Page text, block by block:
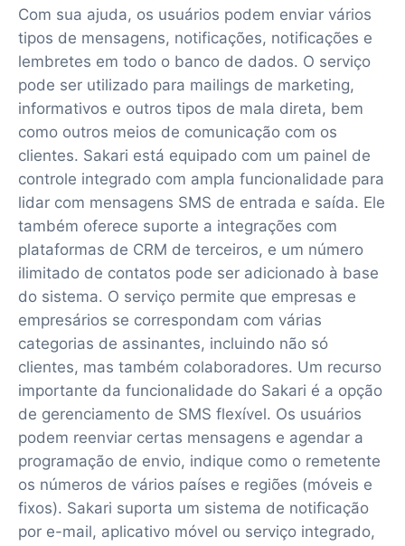
Com sua ajuda, os usuários podem enviar vários
tipos de mensagens, notificações, notificações e
lembretes em todo o banco de dados. O serviço
pode ser utilizado para mailings de marketing,
informativos e outros tipos de mala direta, bem
como outros meios de comunicação com os
clientes. Sakari está equipado com um painel de
controle integrado com ampla funcionalidade para
lidar com mensagens SMS de entrada e saída. Ele
também oferece suporte a integrações com
plataformas de CRM de terceiros, e um número
ilimitado de contatos pode ser adicionado à base
do sistema. O serviço permite que empresas e
empresários se correspondam com várias
categorias de assinantes, incluindo não só
clientes, mas também colaboradores. Um recurso
importante da funcionalidade do Sakari é a opção
de gerenciamento de SMS flexível. Os usuários
podem reenviar certas mensagens e agendar a
programação de envio, indique como o remetente
os números de vários países e regiões (móveis e
fixos). Sakari suporta um sistema de notificação
por e-mail, aplicativo móvel ou serviço integrado,